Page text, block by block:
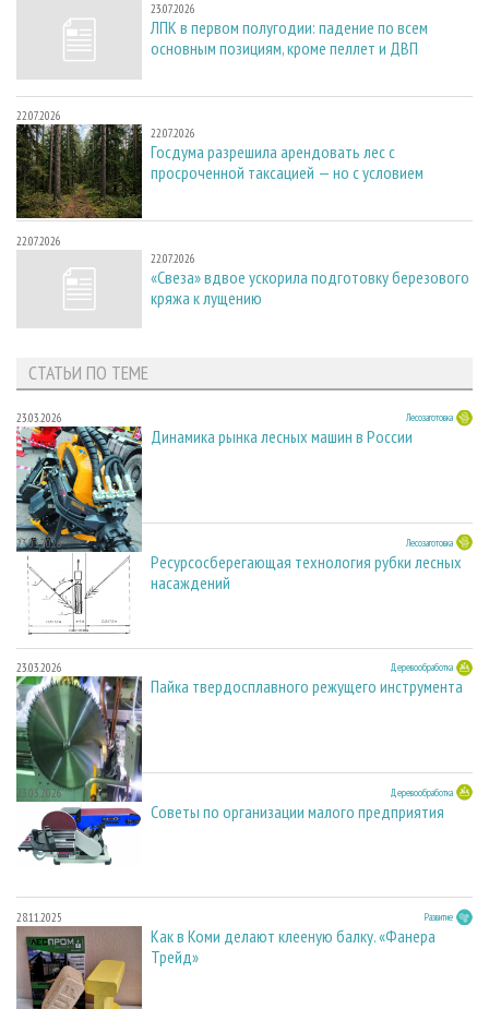
23.07.2026
ЛПК в первом полугодии: падение по всем
основным позициям, кроме пеллет и ДВП
22.07.2026
22.07.2026
Госдума разрешила арендовать лес с
просроченной таксацией — но с условием
22.07.2026
22.07.2026
«Свеза» вдвое ускорила подготовку березового
кряжа к лущению
СТАТЬИ ПО ТЕМЕ
23.03.2026 Лесозаготовка
Динамика рынка лесных машин в России
23.03.2026 Лесозаготовка
Ресурсосберегающая технология рубки лесных
насаждений
23.03.2026 Деревообработка
Пайка твердосплавного режущего инструмента
23.03.2026 Деревообработка
Советы по организации малого предприятия
28.11.2025 Развитие
Как в Коми делают клееную балку. «Фанера
Трейд»